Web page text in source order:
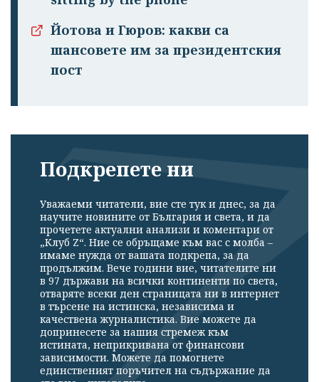
Йотова и Гюров: какви са
шансовете им за президентския
пост
Подкрепете ни
Уважаеми читатели, вие сте тук и днес, за да
научите новините от България и света, и да
прочетете актуални анализи и коментари от
„Клуб Z“. Ние се обръщаме към вас с молба –
имаме нужда от вашата подкрепа, за да
продължим. Вече години вие, читателите ни
в 97 държави на всички континенти по света,
отваряте всеки ден страницата ни в интернет
в търсене на истинска, независима и
качествена журналистика. Вие можете да
допринесете за нашия стремеж към
истината, неприкривана от финансови
зависимости. Можете да помогнете
единственият поръчител на съдържание да